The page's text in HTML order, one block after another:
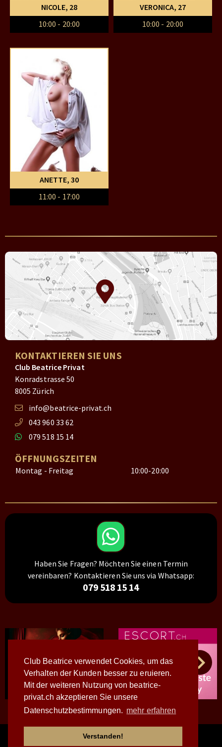
Club Beatrice verwendet Cookies, um das
Verhalten der Kunden besser zu eruieren.
Mit der weiteren Nutzung von beatrice-
privat.ch akzeptieren Sie unsere
Datenschutzbestimmungen. mehr erfahren
Verstanden!
NICOLE, 28
10:00 - 20:00
VERONICA, 27
10:00 - 20:00
ANETTE, 30
11:00 - 17:00
KONTAKTIEREN SIE UNS
Club Beatrice Privat
Konradstrasse 50
8005 Zürich
info@beatrice-privat.ch
043 960 33 62
079 518 15 14
ÖFFNUNGSZEITEN
Montag - Freitag 10:00-20:00
Haben Sie Fragen? Möchten Sie einen Termin
vereinbaren? Kontaktieren Sie uns via Whatsapp:
079 518 15 14
© 2026 - WWW.BEATRICE-PRIVAT.CH